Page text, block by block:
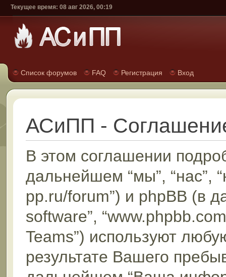
Текущее время: 08 авг 2026, 00:19
Список форумов FAQ Регистрация Вход
АСиПП -
В этом соглашении
дальнейшем “мы”, “нас”,
pp.ru/forum”) и phpBB (в
software”,
Teams”) используют
результате Вашего